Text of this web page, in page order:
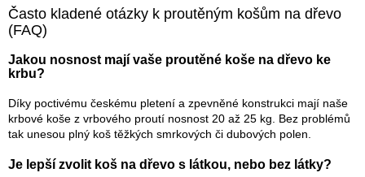
l
a
p
r
v
y
Často kladené otázky k proutěným košům na dřevo
(FAQ)
Jakou nosnost mají vaše proutěné koše na dřevo ke
krbu?
Díky poctivému českému pletení a zpevněné konstrukci mají naše
krbové koše z vrbového proutí nosnost 20 až 25 kg. Bez problémů
tak unesou plný koš těžkých smrkových či dubových polen.
Je lepší zvolit koš na dřevo s látkou, nebo bez látky?